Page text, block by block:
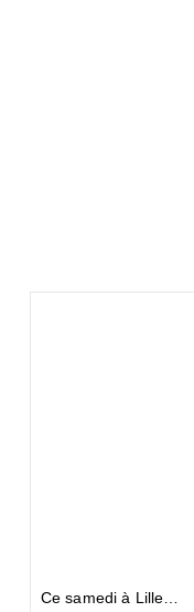
Ce samedi à Lille…